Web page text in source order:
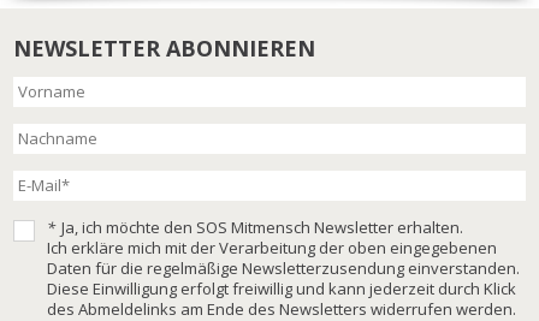
NEWSLETTER ABONNIEREN
* Ja, ich möchte den SOS Mitmensch Newsletter erhalten.
Ich erkläre mich mit der Verarbeitung der oben eingegebenen
Daten für die regelmäßige Newsletterzusendung einverstanden.
Diese Einwilligung erfolgt freiwillig und kann jederzeit durch Klick
des Abmeldelinks am Ende des Newsletters widerrufen werden.